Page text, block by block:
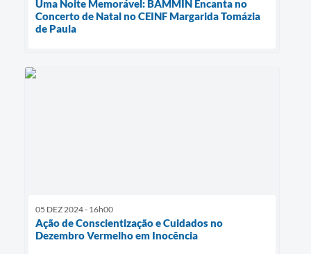
Uma Noite Memorável: BAMMIN Encanta no
Concerto de Natal no CEINF Margarida Tomázia
de Paula
05 DEZ 2024 - 16h00
Ação de Conscientização e Cuidados no
Dezembro Vermelho em Inocência